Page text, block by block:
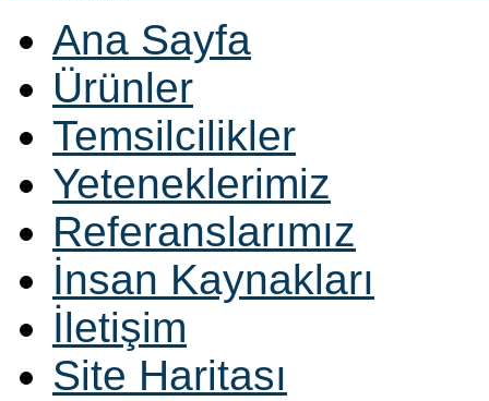
Ana Sayfa
Ürünler
Temsilcilikler
Yeteneklerimiz
Referanslarımız
İnsan Kaynakları
İletişim
Site Haritası